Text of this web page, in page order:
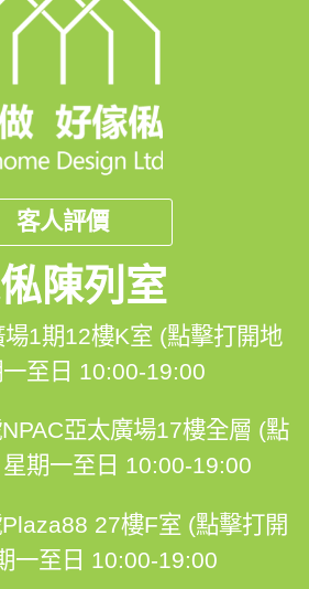
客人評價
陳列室
1期12樓K室 (點擊打開地
至日 10:00-19:00
亞太廣場17樓全層 (點
星期一至日 10:00-19:00
27樓F室 (點擊打開
一至日 10:00-19:00